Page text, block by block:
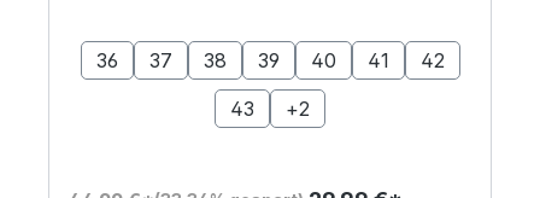
Schwarz sorgt für einen zeitlosen Look, der sich
mühelos mit verschiedenster Wassersport- und
Freizeitbekleidung kombinieren lässt. Das schnell
trocknende Obermaterial unterstützt ein angenehmes
für zusätzliche Atmungsaktivität während aktiver
36
37 38 39 40 41
42
43
+2